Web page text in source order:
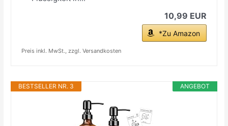
10,99 EUR
*Zu Amazon
Preis inkl. MwSt., zzgl. Versandkosten
ANGEBOT
BESTSELLER NR. 3